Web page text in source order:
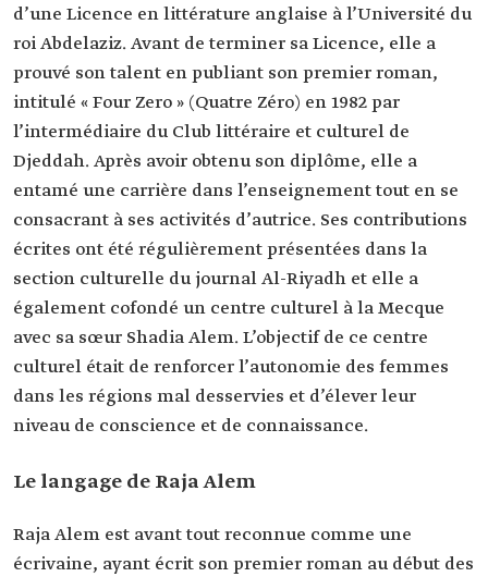
d’une Licence en littérature anglaise à l’Université du
roi Abdelaziz. Avant de terminer sa Licence, elle a
prouvé son talent en publiant son premier roman,
intitulé « Four Zero » (Quatre Zéro) en 1982 par
l’intermédiaire du Club littéraire et culturel de
Djeddah. Après avoir obtenu son diplôme, elle a
entamé une carrière dans l’enseignement tout en se
consacrant à ses activités d’autrice. Ses contributions
écrites ont été régulièrement présentées dans la
section culturelle du journal Al-Riyadh et elle a
également cofondé un centre culturel à la Mecque
avec sa sœur Shadia Alem. L’objectif de ce centre
culturel était de renforcer l’autonomie des femmes
dans les régions mal desservies et d’élever leur
niveau de conscience et de connaissance.
Le langage de Raja Alem
Raja Alem est avant tout reconnue comme une
écrivaine, ayant écrit son premier roman au début des